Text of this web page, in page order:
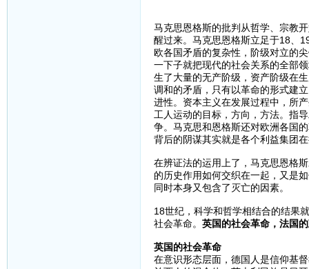
马克思恩格斯的批判从哲学、宗教
醒过来。马克思恩格斯立足于18、
欧各国矛盾的复杂性，阶级对立的
一下子就把现代的社会关系的全部
生了大量的无产阶级，资产阶级在
调和的矛盾，只有以革命的形式建
进性。资本主义在发展过程中，所
工人运动的目标，方向，方法。指
争。马克思和恩格斯还对欧洲各国
背后的阴谋其实就是各个利益集团
在辨证法的运用上了，马克思恩格
的历史作用如何交织在一起，又是
同时本身又包含了灭亡的因素。
18世纪，科学和哲学相结合的结果
社会革命。 英国的社会革命，法国
英国的社会革命
在意识形态层面，德国人是信仰基